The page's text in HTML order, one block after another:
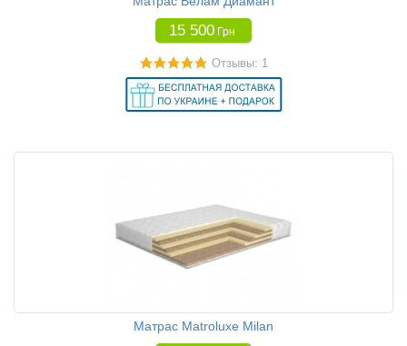
15 500 Грн
Отзывы: 1
Матрас Matroluxe Milan